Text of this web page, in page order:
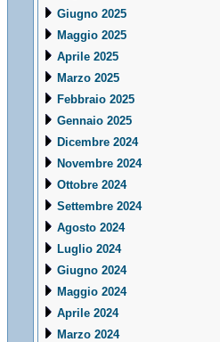
Giugno 2025
Maggio 2025
Aprile 2025
Marzo 2025
Febbraio 2025
Gennaio 2025
Dicembre 2024
Novembre 2024
Ottobre 2024
Settembre 2024
Agosto 2024
Luglio 2024
Giugno 2024
Maggio 2024
Aprile 2024
Marzo 2024